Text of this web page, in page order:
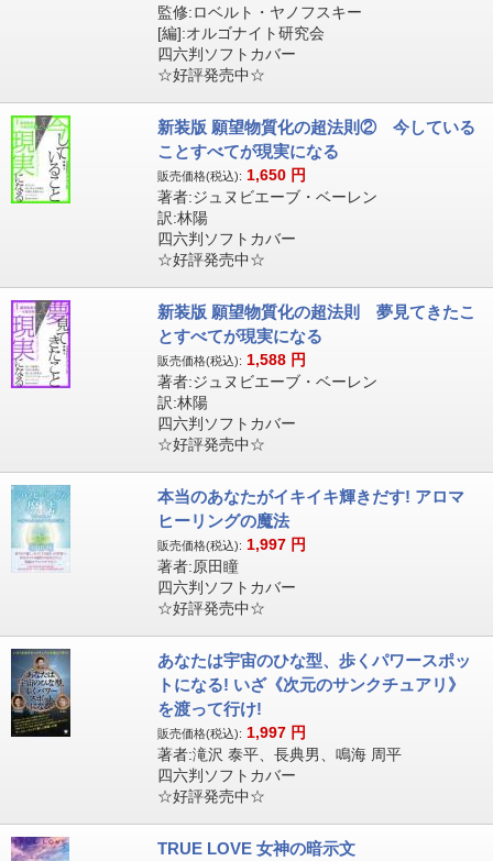
監修:ロベルト・ヤノフスキー
[編]:オルゴナイト研究会
四六判ソフトカバー
☆好評発売中☆
新装版 願望物質化の超法則② 今している
ことすべてが現実になる
販売価格(税込): 1,650 円
著者:ジュヌビエーブ・ベーレン
訳:林陽
四六判ソフトカバー
☆好評発売中☆
新装版 願望物質化の超法則 夢見てきたこ
とすべてが現実になる
販売価格(税込): 1,588 円
著者:ジュヌビエーブ・ベーレン
訳:林陽
四六判ソフトカバー
☆好評発売中☆
本当のあなたがイキイキ輝きだす! アロマ
ヒーリングの魔法
販売価格(税込): 1,997 円
著者:原田瞳
四六判ソフトカバー
☆好評発売中☆
あなたは宇宙のひな型、歩くパワースポッ
トになる! いざ《次元のサンクチュアリ》
を渡って行け!
販売価格(税込): 1,997 円
著者:滝沢 泰平、長典男、鳴海 周平
四六判ソフトカバー
☆好評発売中☆
TRUE LOVE 女神の暗示文